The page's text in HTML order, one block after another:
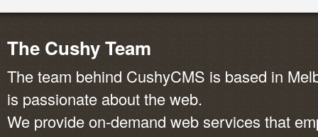
The Cushy Team
The team behind CushyCMS is based in
is passionate about the web.
We provide on-demand web services that